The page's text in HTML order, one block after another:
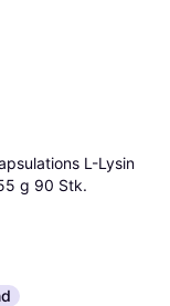
L-Lysin
g 90 Stk.